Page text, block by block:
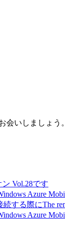
会いしましょう。
ン Vol.28です
Azure
する際にThe
Azure